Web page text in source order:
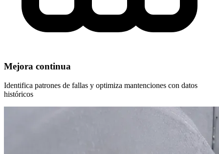
Mejora continua
Identifica patrones de fallas y optimiza mantenciones con datos
históricos